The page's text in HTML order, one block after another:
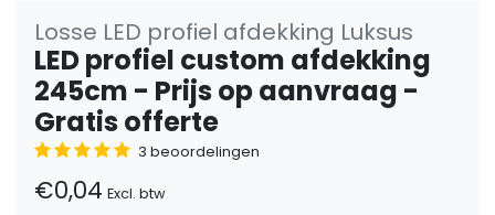
Losse LED profiel afdekking Luksus
LED profiel custom afdekking
245cm - Prijs op aanvraag -
Gratis offerte
3 beoordelingen
€0,04 Excl. btw